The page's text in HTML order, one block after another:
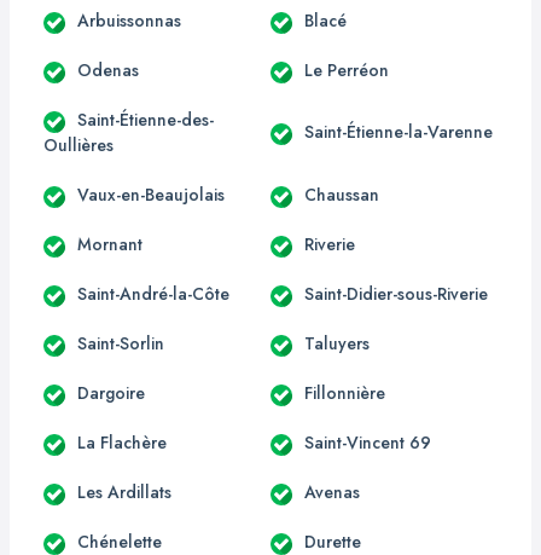
Arbuissonnas Blacé
Odenas Le Perréon
Saint-Étienne-des-
Oullières
Saint-Étienne-la-Varenne
Vaux-en-Beaujolais Chaussan
Mornant Riverie
Saint-André-la-Côte Saint-Didier-sous-Riverie
Saint-Sorlin Taluyers
Dargoire Fillonnière
La Flachère Saint-Vincent 69
Les Ardillats Avenas
Chénelette Durette